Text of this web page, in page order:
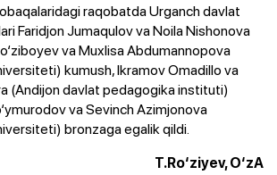
raqobatda Urganch davlat
Faridjon Jumaqulov va Noila Nishonova
va Muxlisa Abdumannopova
kumush, Ikramov Omadillo va
(Andijon davlat pedagogika instituti)
va Sevinch Azimjonova
bronzaga egalik qildi.
T.Ro‘ziyev, O‘zA